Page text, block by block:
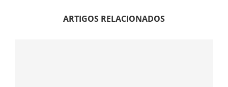
ARTIGOS RELACIONADOS